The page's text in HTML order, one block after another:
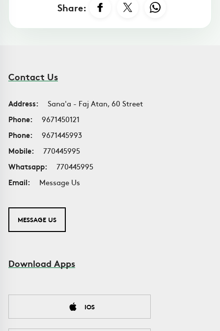
Share:
Contact Us
Address:
Sana'a - Faj Atan, 60 Street
Phone:
9671450121
Phone:
9671445993
Mobile:
770445995
Whatsapp:
770445995
Email:
Message Us
MESSAGE US
Download Apps
IOS